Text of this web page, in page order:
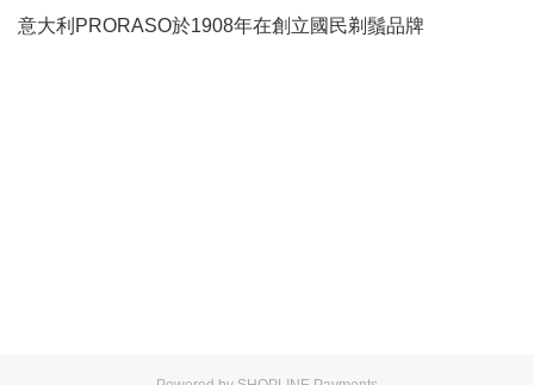
意大利PRORASO於1908年在創立國民剃鬚品牌